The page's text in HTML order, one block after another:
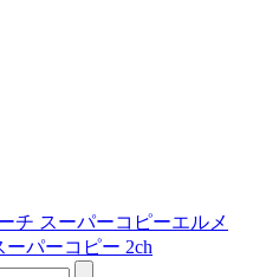
チ スーパーコピーエルメ
ーパーコピー 2ch